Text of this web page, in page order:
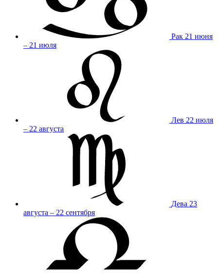
Рак 21 июня
– 21 июля
Лев 22 июля
– 22 августа
Дева 23
августа – 22 сентября